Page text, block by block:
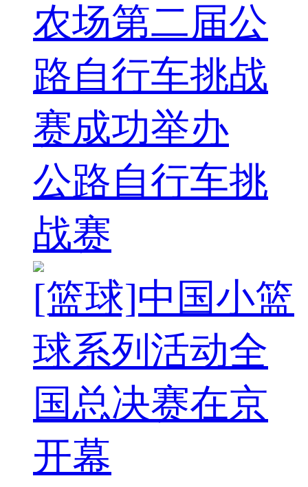
农场第二届公
路自行车挑战
赛成功举办
公路自行车挑
战赛
[篮球]中国小篮
球系列活动全
国总决赛在京
开幕